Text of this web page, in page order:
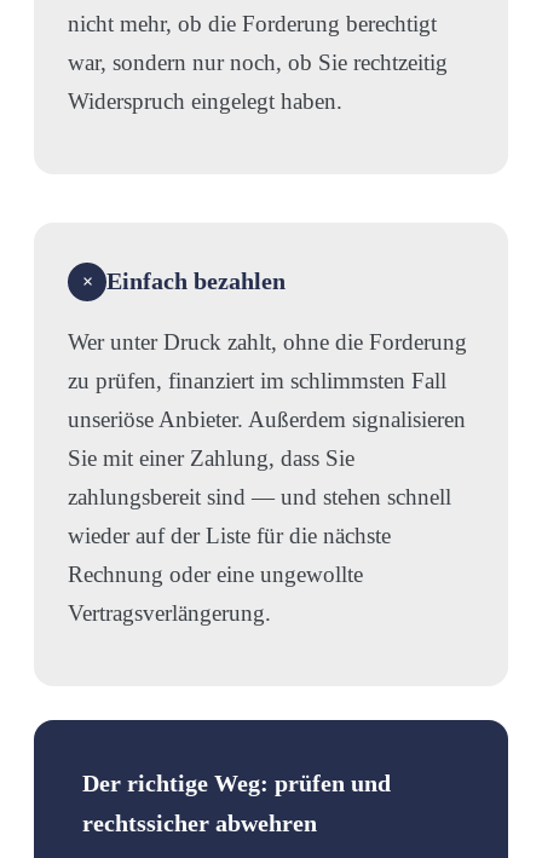
nicht mehr, ob die Forderung berechtigt
war, sondern nur noch, ob Sie rechtzeitig
Widerspruch eingelegt haben.
× Einfach bezahlen
Wer unter Druck zahlt, ohne die Forderung
zu prüfen, finanziert im schlimmsten Fall
unseriöse Anbieter. Außerdem signalisieren
Sie mit einer Zahlung, dass Sie
zahlungsbereit sind — und stehen schnell
wieder auf der Liste für die nächste
Rechnung oder eine ungewollte
Vertragsverlängerung.
Der richtige Weg: prüfen und
rechtssicher abwehren